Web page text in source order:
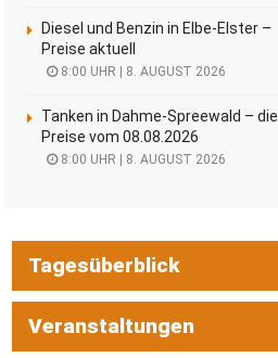
Diesel und Benzin in Elbe-Elster –
Preise aktuell
8:00 UHR | 8. AUGUST 2026
Tanken in Dahme-Spreewald – die
Preise vom 08.08.2026
8:00 UHR | 8. AUGUST 2026
Tagesüberblick
Veranstaltungen